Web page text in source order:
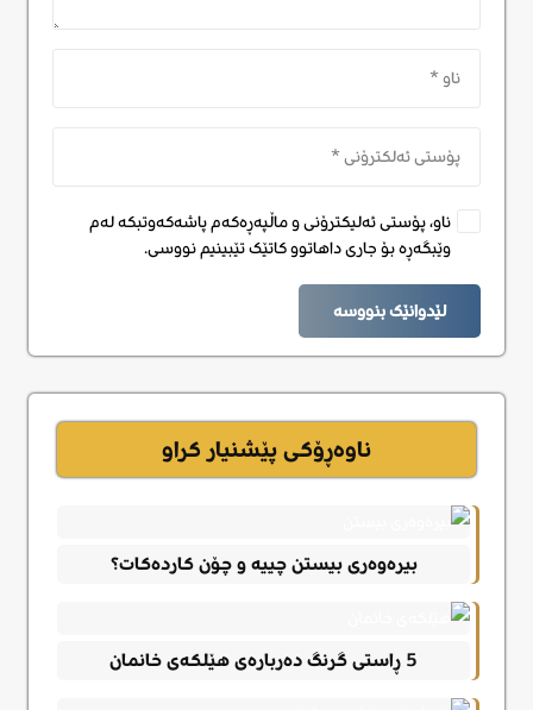
ناو، پۆستی ئەلیکترۆنی و ماڵپەڕەکەم پاشەکەوتبکە لەم
وێبگەڕە بۆ جاری داهاتوو کاتێک تێبینیم نووسی.
لێدوانێک بنووسە
ناوەڕۆکی پێشنیار کراو
بیرەوەری بیستن چییە و چۆن کاردەکات؟
5 ڕاستی گرنگ دەربارەی هێلکەی خانمان